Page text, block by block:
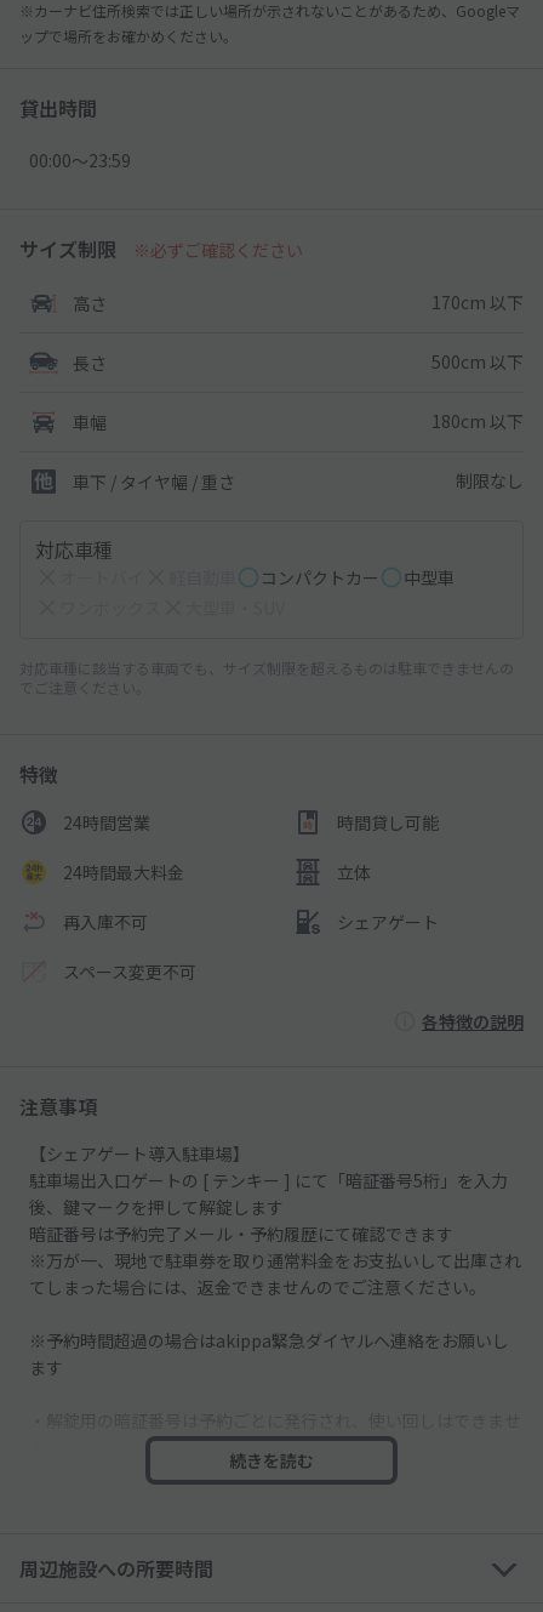
※カーナビ住所検索では正しい場所が示されないことがあるため、Googleマ
ップで場所をお確かめください。
貸出時間
00:00〜23:59
サイズ制限 ※必ずご確認ください
高さ 170cm 以下
長さ 500cm 以下
車幅 180cm 以下
車下 / タイヤ幅 / 重さ 制限なし
対応車種
コンパクトカー
中型車
対応車種に該当する車両でも、サイズ制限を超えるものは駐車できませんの
でご注意ください。
特徴
24時間営業 時間貸し可能
24時間最大料金 立体
再入庫不可 シェアゲート
スペース変更不可
各特徴の説明
注意事項
【シェアゲート導入駐車場】
駐車場出入口ゲートの [ テンキー ] にて「暗証番号5桁」を入力
後、鍵マークを押して解錠します
暗証番号は予約完了メール・予約履歴にて確認できます
※万が一、現地で駐車券を取り通常料金をお支払いして出庫され
てしまった場合には、返金できませんのでご注意ください。
※予約時間超過の場合はakippa緊急ダイヤルへ連絡をお願いし
ます
・連日予約の場合、暗証番号がご利用日ごとに異なります
※「akippaでの1日駐車料金を超過日数に乗じた金額」を追徴金
続きを読む
周辺施設への所要時間